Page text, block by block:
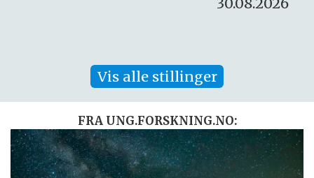
Vis alle stillinger
FRA UNG.FORSKNING.NO: